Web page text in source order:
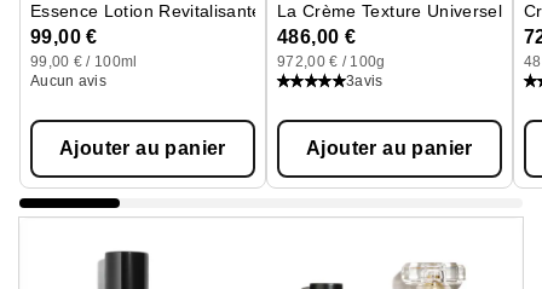
Essence Lotion Revitalisante
99,00 €
99,00 € / 100ml
Aucun avis
Ajouter au panier
La Crème Texture Universelle
486,00 €
972,00 € / 100g
3avis
Ajouter au panier